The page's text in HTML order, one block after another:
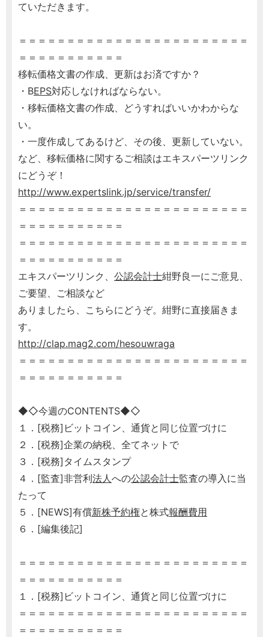
ていただきます。
＝＝＝＝＝＝＝＝＝＝＝＝＝＝＝＝＝＝＝＝＝＝＝＝
＝＝＝＝＝＝＝＝＝＝＝
移転価格文書の作成、更新はお済ですか？
・BEPS対応しなければならない。
・移転価格文書の作成、どうすればいいかわからな
い。
・一度作成してあるけど、その後、更新していない。
など、移転価格に関するご相談はエキスパーツリンク
にどうぞ！
http://www.expertslink.jp/service/transfer/
＝＝＝＝＝＝＝＝＝＝＝＝＝＝＝＝＝＝＝＝＝＝＝＝
＝＝＝＝＝＝＝＝＝＝＝
＝＝＝＝＝＝＝＝＝＝＝＝＝＝＝＝＝＝＝＝＝＝＝＝
＝＝＝＝＝＝＝＝＝＝＝
エキスパーツリンク、 公認会計士紺野良一にご意見、
ご要望、ご相談など
ありましたら、こちらにどうぞ。紺野に直接届きま
す。
http://clap.mag2.com/hesouwraga
＝＝＝＝＝＝＝＝＝＝＝＝＝＝＝＝＝＝＝＝＝＝＝＝
＝＝＝＝＝＝＝＝＝＝＝
◆◇今週のCONTENTS◆◇
１．[税務]ビットコイン、通貨と同じ位置づけに
２．[税務]企業の納税、全てネットで
３．[税務]タイムスタンプ
４．[監査]非営利法人への公認会計士監査の導入に当
たって
５．[NEWS]有償新株予約権と株式報酬費用
６．[編集後記]
＝＝＝＝＝＝＝＝＝＝＝＝＝＝＝＝＝＝＝＝＝＝＝＝
＝＝＝＝＝＝＝＝＝＝＝
１．[税務]ビットコイン、通貨と同じ位置づけに
＝＝＝＝＝＝＝＝＝＝＝＝＝＝＝＝＝＝＝＝＝＝＝＝
＝＝＝＝＝＝＝＝＝＝＝